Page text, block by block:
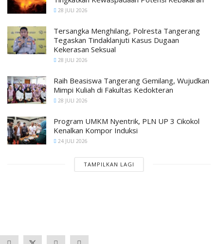
28 JULI 2026
Tersangka Menghilang, Polresta Tangerang
Tegaskan Tindaklanjuti Kasus Dugaan
Kekerasan Seksual
28 JULI 2026
Raih Beasiswa Tangerang Gemilang, Wujudkan
Mimpi Kuliah di Fakultas Kedokteran
28 JULI 2026
Program UMKM Nyentrik, PLN UP 3 Cikokol
Kenalkan Kompor Induksi
24 JULI 2026
TAMPILKAN LAGI